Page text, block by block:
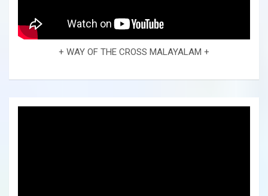
+ WAY OF THE CROSS MALAYALAM +